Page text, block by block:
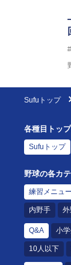
Sufuトップ
各種目トッ
Sufuトップ
野球の各カ
練習メニュー
内野手
Q&A 小
10人以下